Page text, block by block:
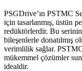
PSGDrive’ın PSTMC
için tasarlanmış, üstün
redüktörlerdir. Bu
bileşenlerle donatılmış
verimlilik sağlar.
mükemmel çözümler
idealdir.